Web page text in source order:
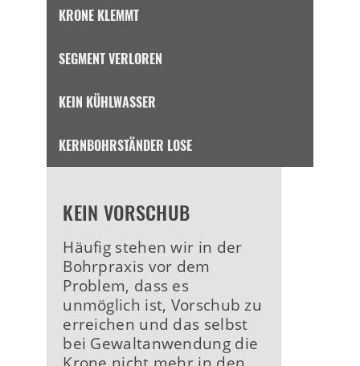
KRONE KLEMMT
SEGMENT VERLOREN
KEIN KÜHLWASSER
KERNBOHRSTÄNDER LOSE
KEIN VORSCHUB
Häufig stehen wir in der
Bohrpraxis vor dem
Problem, dass es
unmöglich ist, Vorschub zu
erreichen und das selbst
bei Gewaltanwendung die